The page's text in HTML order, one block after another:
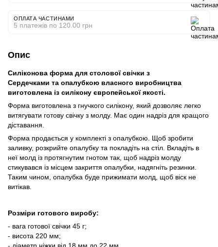
ОПЛАТА ЧАСТИНАМИ
5 платежів по 120.00 грн
Опис
Силіконова форма для столової свічки з
Сердечками та опалубкою власного виробництва
виготовлена із силікону європейської якості.
Форма виготовлена ​​з гнучкого силікону, який дозволяє легко
витягувати готову свічку з молду. Має один надріз для кращого
діставання.
Форма продається у комплекті з опалубкою. Щоб зробити
заливку, розкрийте опалубку та покладіть на стіл. Вкладіть в
неї молд із протягнутим гнотом так, щоб надріз молду
стикувався із місцем закриття опалубки, надягніть резинки.
Таким чином, опалубка буде прижимати молд, щоб віск не
витікав.
Розміри готового виробу:
- вага готової свічки 45 г;
- висота 220 мм;
- діаметр ніжки від 18 мм до 22 мм